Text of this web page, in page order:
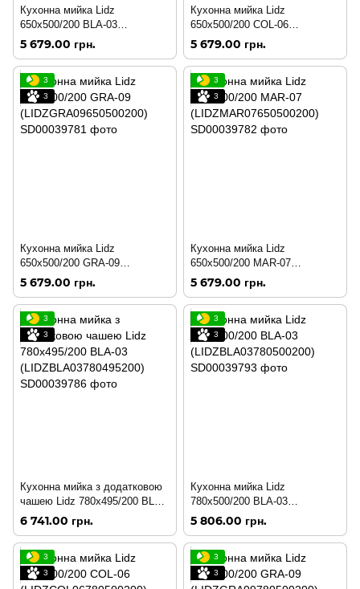
Кухонна мийка Lidz
650x500/200 BLA-03
(LIDZBLA03650500200)
5 679.00 грн.
Кухонна мийка Lidz
650x500/200 COL-06
(LIDZCOL06650500200)
5 679.00 грн.
3
3
Кухонна мийка Lidz
650x500/200 GRA-09
(LIDZGRA09650500200)
5 679.00 грн.
3
3
Кухонна мийка Lidz
650x500/200 MAR-07
(LIDZMAR07650500200)
5 679.00 грн.
3
3
Кухонна мийка з додатковою
чашею Lidz 780x495/200 BLA-
03 (LIDZBLA03780495200)
6 741.00 грн.
3
3
Кухонна мийка Lidz
780x500/200 BLA-03
(LIDZBLA03780500200)
5 806.00 грн.
3
3
3
3